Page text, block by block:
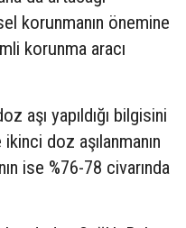
korunmanın önemine
korunma aracı
aşı yapıldığı bilgisini
doz aşılanmanın
ise %76-78 civarında